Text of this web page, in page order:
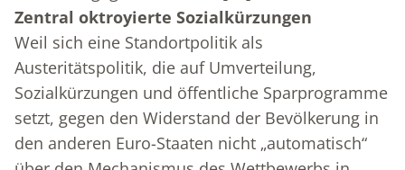
Zentral oktroyierte Sozialkürzungen
Weil sich eine Standortpolitik als
Austeritätspolitik, die auf Umverteilung,
Sozialkürzungen und öffentliche Sparprogramme
setzt, gegen den Widerstand der Bevölkerung in
den anderen Euro-Staaten nicht „automatisch“